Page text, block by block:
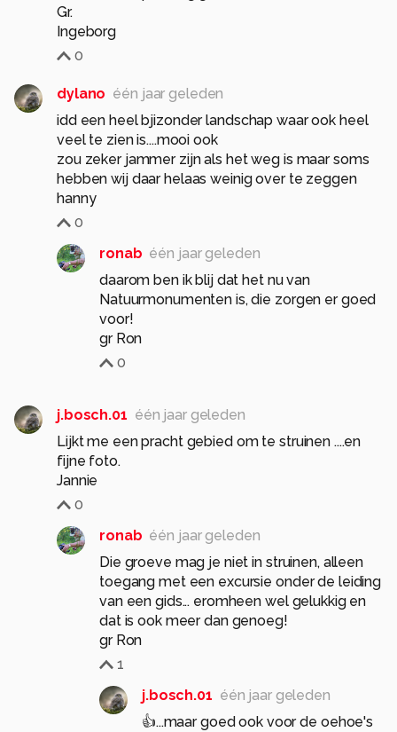
dit bijzondere landschap, nog beter is om een
keer hier rond te komen wandelen….
Bedankt voor alle leuke reacties en waardering
voor mijn spannertje,
groetjes Ron
Alle rechten voorbehouden
Gr.
0
dylano één jaar geleden
idd een heel bjizonder landschap waar ook heel
veel te zien is....mooi ook
zou zeker jammer zijn als het weg is maar soms
hebben wij daar helaas weinig over te zeggen
hanny
0
ronab één jaar geleden
daarom ben ik blij dat het nu van
Natuurmonumenten is, die zorgen er goed
voor!
gr Ron
0
j.bosch.01 één jaar geleden
Lijkt me een pracht gebied om te struinen ....en
fijne foto.
Jannie
0
ronab één jaar geleden
Die groeve mag je niet in struinen, alleen
toegang met een excursie onder de leiding
van een gids... eromheen wel gelukkig en
dat is ook meer dan genoeg!
gr Ron
1
j.bosch.01 één jaar geleden
👍...maar goed ook voor de oehoe's